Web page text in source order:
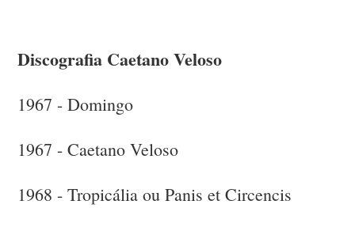
Discografia Caetano Veloso
1967 - Domingo
1967 - Caetano Veloso
1968 - Tropicália ou Panis et Circencis